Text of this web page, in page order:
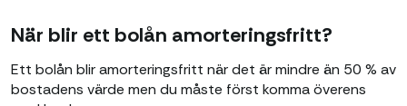
När blir ett bolån amorteringsfritt?
Ett bolån blir amorteringsfritt när det är mindre än 50 % av
bostadens värde men du måste först komma överens